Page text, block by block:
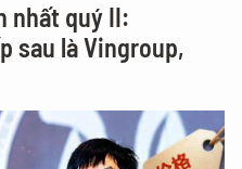
nhất quý II:
sau là Vingroup,